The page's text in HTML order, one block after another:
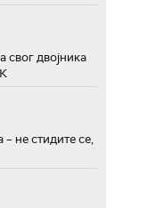
свог двојника
– не стидите се,